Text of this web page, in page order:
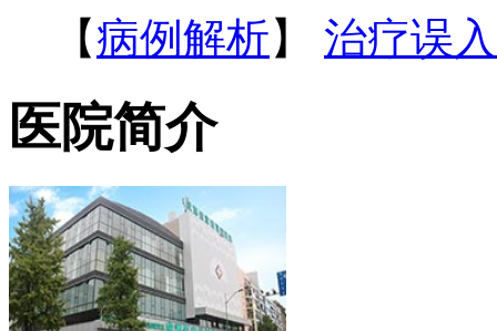
【病例解析】 治疗误
医院简介